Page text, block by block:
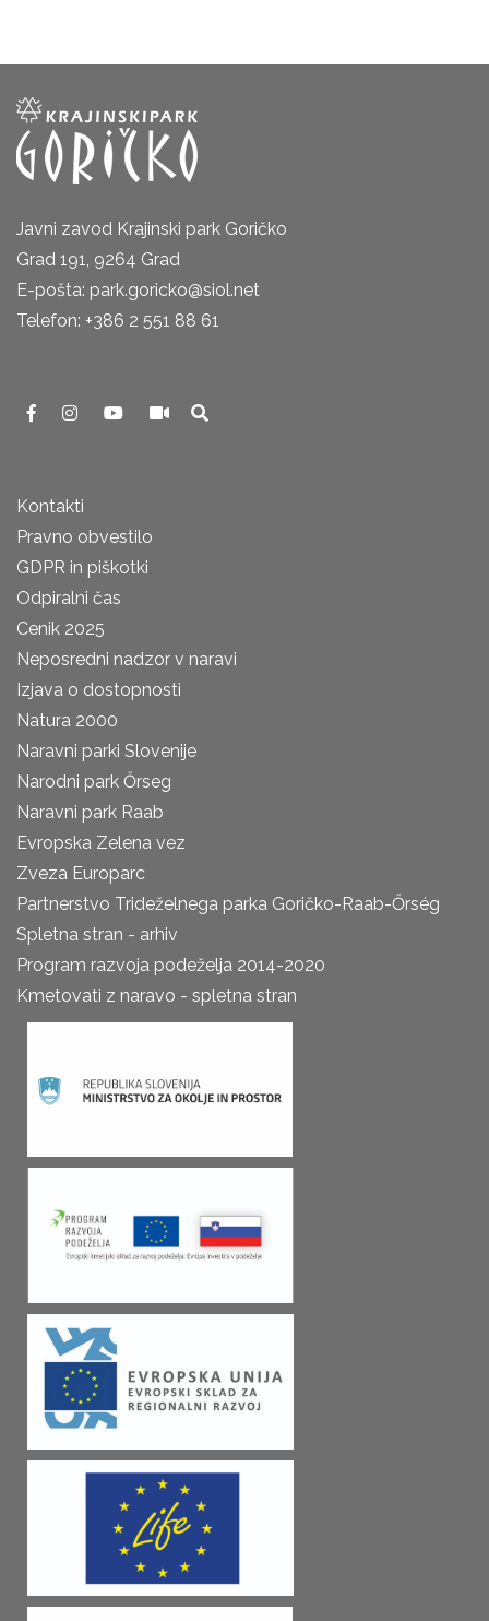
Javni zavod Krajinski park Goričko
Grad 191, 9264 Grad
E-pošta: park.goricko@siol.net
Telefon: +386 2 551 88 61
Kontakti
Pravno obvestilo
GDPR in piškotki
Odpiralni čas
Cenik 2025
Neposredni nadzor v naravi
Izjava o dostopnosti
Natura 2000
Naravni parki Slovenije
Narodni park Őrseg
Naravni park Raab
Evropska Zelena vez
Zveza Europarc
Partnerstvo Trideželnega parka Goričko-Raab-Őrség
Spletna stran - arhiv
Program razvoja podeželja 2014-2020
Kmetovati z naravo - spletna stran